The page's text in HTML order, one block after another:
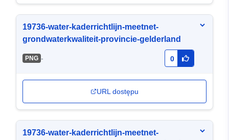
19736-water-kaderrichtlijn-meetnet-
grondwaterkwaliteit-provincie-gelderland
PNG - 0
URL dostępu
19736-water-kaderrichtlijn-meetnet-